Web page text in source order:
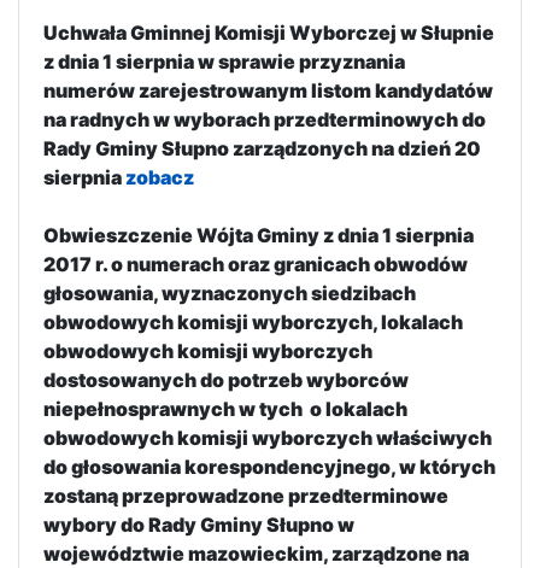
Uchwała Gminnej Komisji Wyborczej w Słupnie
z dnia 1 sierpnia w sprawie przyznania
numerów zarejestrowanym listom kandydatów
na radnych w wyborach przedterminowych do
Rady Gminy Słupno zarządzonych na dzień 20
sierpniazobacz
Obwieszczenie Wójta Gminy z dnia 1 sierpnia
2017 r. o numerach oraz granicach obwodów
głosowania, wyznaczonych siedzibach
obwodowych komisji wyborczych, lokalach
obwodowych komisji wyborczych
dostosowanych do potrzeb wyborców
niepełnosprawnych w tych o lokalach
obwodowych komisji wyborczych właściwych
do głosowania korespondencyjnego, w których
zostaną przeprowadzone przedterminowe
wybory do Rady Gminy Słupno w
województwie mazowieckim, zarządzone na